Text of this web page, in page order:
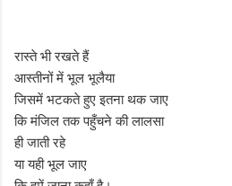
रास्ते भी रखते हैं
आस्तीनों में भूल भूलैया
जिसमें भटकते हुए इतना थक जाए
कि मंजिल तक पहुँचने की लालसा
ही जाती रहे
या यही भूल जाए